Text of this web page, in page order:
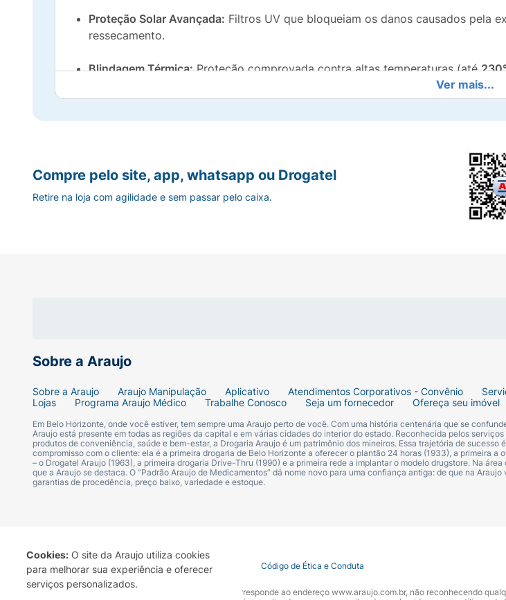
Cookies: O site da Araujo utiliza cookies
para melhorar sua experiência e oferecer
serviços personalizados.
Proteção Solar Avançada: Filtros UV que bloqueiam os danos causados pela
ressecamento.
Blindagem Térmica:Proteção comprovada contra altas temperaturas (até
Fórmula Enriquecida:Contémextrato de pêssego asiático, conhecido por
Ação Antifrizz e Brilho: Textura leve em spray que não pesa nos fios,
Praticidade no Dia a Dia:Formato spray que facilita a aplicação uniforme em
Ver mais...
Sobre a Araujo
Sobre a Araujo Araujo Manipulação Aplicativo Atendimentos Corporativos - Convênio
Lojas
Programa Araujo Médico Trabalhe Conosco Seja um fornecedor Ofereça seu imóvel
Em Belo Horizonte, onde você estiver, tem sempre uma Araujo perto de você. Com uma história centenária que se
Araujo está presente em todas as regiões da capital e em várias cidades do interior do estado. Reconhecida pelos
produtos de conveniência, saúde e bem-estar, a Drogaria Araujo é um patrimônio dos mineiros. Essa trajetória de sucesso
compromisso com o cliente: ela é a primeira drogaria de Belo Horizonte a oferecer o plantão 24 horas (1933), a primeira a
– o Drogatel Araujo (1963), a primeira drogaria Drive-Thru (1990) e a primeira rede a implantar o modelo drugstore. Na
que a Araujo se destaca. O “Padrão Araujo de Medicamentos” dá nome novo para uma confiança antiga: de que na
garantias de procedência, preço baixo, variedade e estoque.
Compre pelo site, app, whatsapp ou Drogatel
Retire na loja com agilidade e sem passar pelo caixa.
Termo de Uso Portal da Privacidade Covid-19 Código de Ética e Conduta
A Drogaria Araujo S/A informa que o seu site oficial corresponde ao endereço www.araujo.com.br, não reconhecendo